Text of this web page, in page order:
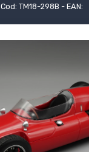
Cod: TM18-298B - EAN: